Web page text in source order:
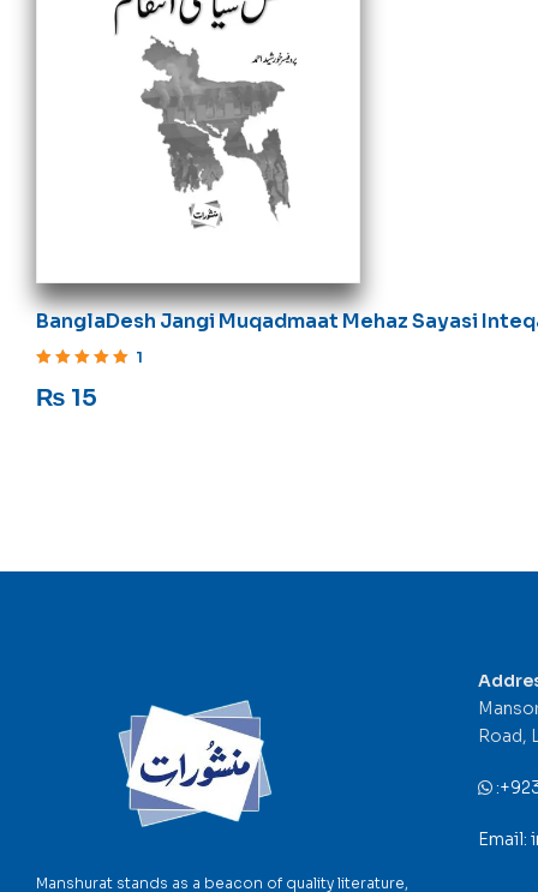
BanglaDesh Jangi Muqadmaat Mehaz Sayasi
1
₨ 15
Manshurat stands as a beacon of quality literature,
Road,
:
Email: